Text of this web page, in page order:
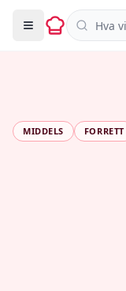
Søk i
MIDDELS FORRETT